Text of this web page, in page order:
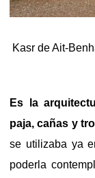
Kasr de Ait-
Es la
paja, cañas y
se utilizaba ya
poderla